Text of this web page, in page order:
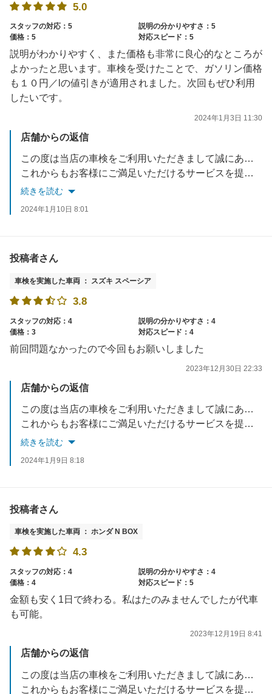
5.0
スタッフの対応：5
説明の分かりやすさ：5
価格：5
対応スピード：5
説明がわかりやすく、また価格も非常に良心的なところが
よかったと思います。車検を受けたことで、ガソリン価格
も１０円／lの値引きが適用されました。次回もぜひ利用
したいです。
2024年1月3日 11:30
店舗からの返信
この度は当店の車検をご利用いただきまして誠にありがとうございます。
これからもお客様にご満足いただけるサービスを提供できるよう努めてまいります。
またのご利用を心よりお待ち申しあげます
続きを読む
2024年1月10日 8:01
投稿者さん
車検を実施した車両 ： スズキ スペーシア
3.8
スタッフの対応：4
説明の分かりやすさ：4
価格：3
対応スピード：4
前回問題なかったので今回もお願いしました
2023年12月30日 22:33
店舗からの返信
この度は当店の車検をご利用いただきまして誠にありがとうございます。
これからもお客様にご満足いただけるサービスを提供できるよう努めてまいります。
またのご利用を心よりお待ち申しあげます
続きを読む
2024年1月9日 8:18
投稿者さん
車検を実施した車両 ： ホンダ N BOX
4.3
スタッフの対応：4
説明の分かりやすさ：4
価格：4
対応スピード：5
金額も安く1日で終わる。私はたのみませんでしたが代車
も可能。
2023年12月19日 8:41
店舗からの返信
この度は当店の車検をご利用いただきまして誠にありがとうございます。
これからもお客様にご満足いただけるサービスを提供できるよう努めてまいります。